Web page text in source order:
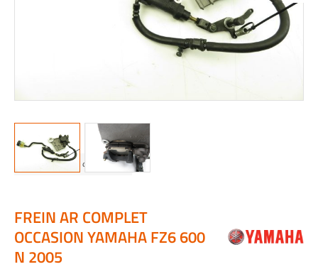
the
beginning
of
the
images
FREIN AR COMPLET
OCCASION YAMAHA FZ6 600
N 2005